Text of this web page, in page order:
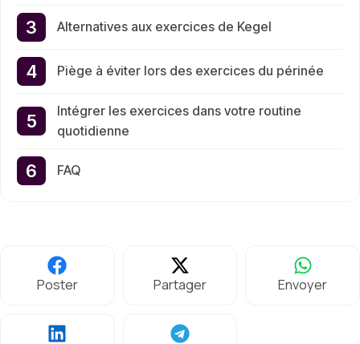
Alternatives aux exercices de Kegel
Piège à éviter lors des exercices du périnée
Intégrer les exercices dans votre routine
quotidienne
FAQ
Poster Partager Envoyer